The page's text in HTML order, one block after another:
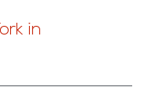
in